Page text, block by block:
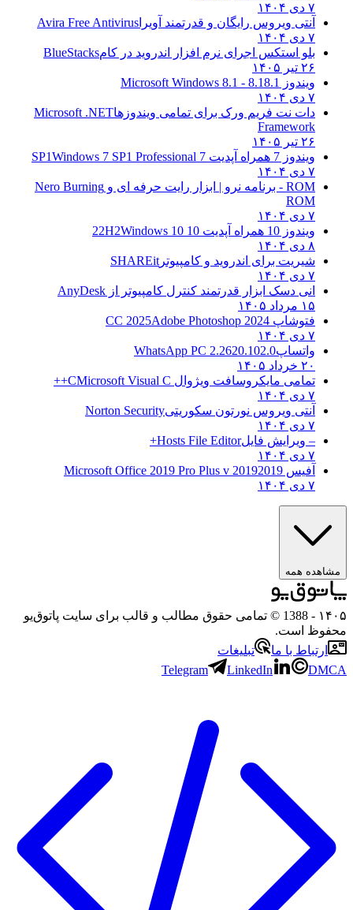
آنتی ویروس رایگان و قدرتمند آویراAvira Free Antivirus
بلو استکس اجرای نرم افزار اندروید در کامBlueStacks
ویندوز 8.18.1 - Microsoft Windows 8.1
دات نت فریم ورک برای تمامی ویندوزهاMicrosoft .NET
Framework
ویندوز 7 همراه آپدیت 7 SP1
Windows 7 SP1 Professional
ROM - برنامه نرو | ابزار رایت حرفه ای و
Nero Burning
ROM
ویندوز 10 همراه آپدیت 10 22H2
Windows 10
شیریت برای اندروید و کامپیوترSHAREit
انی دسک ابزار قدرتمند کنترل کامپیوتر ازAnyDesk
فتوشاپ CC 2025Adobe Photoshop 2024
واتساپWhatsApp PC 2.2620.102.0
تمامی مایکروسافت ویژوال CMicrosoft Visual C++
آنتی ویروس نورتون سکوریتیNorton Security
– ویرایش فایلHosts File Editor+
آفیس 20192019 Microsoft Office 2019 Pro Plus v
همه
- 1388 © تمامی حقوق مطالب و قالب برای سایت پاتوق‌یو
است.
با ما
تبلیغات
Telegram
LinkedIn